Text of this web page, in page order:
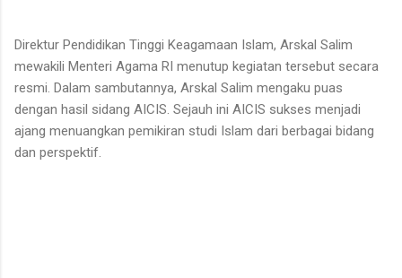
Direktur Pendidikan Tinggi Keagamaan Islam, Arskal Salim
mewakili Menteri Agama RI menutup kegiatan tersebut secara
resmi. Dalam sambutannya, Arskal Salim mengaku puas
dengan hasil sidang AICIS. Sejauh ini AICIS sukses menjadi
ajang menuangkan pemikiran studi Islam dari berbagai bidang
dan perspektif.